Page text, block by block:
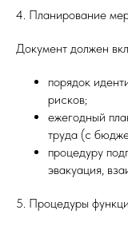
4. Планирование
Документ должен
порядок
рисков;
ежегодный
труда (с
процедуру
эвакуация,
5. Процедуры